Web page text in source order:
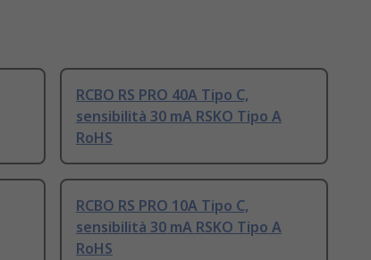
RCBO RS PRO 40A Tipo C,
sensibilità 30 mA RSKO Tipo A
RoHS
RCBO RS PRO 10A Tipo C,
sensibilità 30 mA RSKO Tipo A
RoHS